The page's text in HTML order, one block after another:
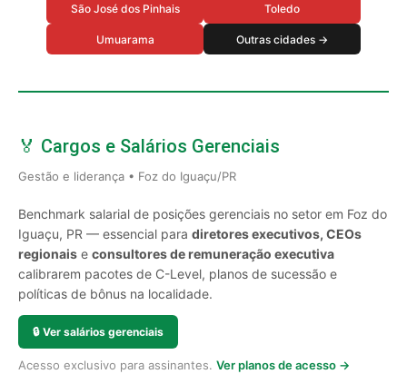
São José dos Pinhais Toledo
Umuarama Outras cidades →
🏅 Cargos e Salários Gerenciais
Gestão e liderança • Foz do Iguaçu/PR
Benchmark salarial de posições gerenciais no setor em Foz do
Iguaçu, PR — essencial para diretores executivos, CEOs
regionais e consultores de remuneração executiva
calibrarem pacotes de C-Level, planos de sucessão e
políticas de bônus na localidade.
🔒 Ver salários gerenciais
Acesso exclusivo para assinantes. Ver planos de acesso →